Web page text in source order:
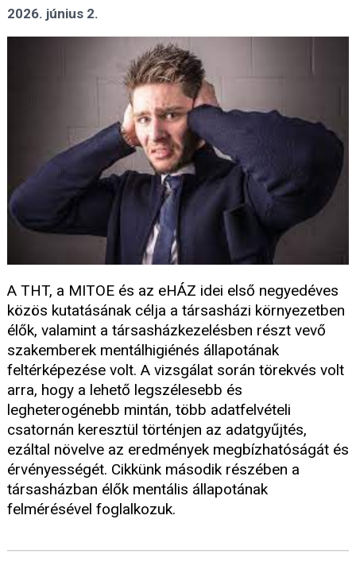
2026. június 2.
A THT, a MITOE és az eHÁZ idei első negyedéves
közös kutatásának célja a társasházi környezetben
élők, valamint a társasházkezelésben részt vevő
szakemberek mentálhigiénés állapotának
feltérképezése volt. A vizsgálat során törekvés volt
arra, hogy a lehető legszélesebb és
legheterogénebb mintán, több adatfelvételi
csatornán keresztül történjen az adatgyűjtés,
ezáltal növelve az eredmények megbízhatóságát és
érvényességét. Cikkünk második részében a
társasházban élők mentális állapotának
felmérésével foglalkozuk.